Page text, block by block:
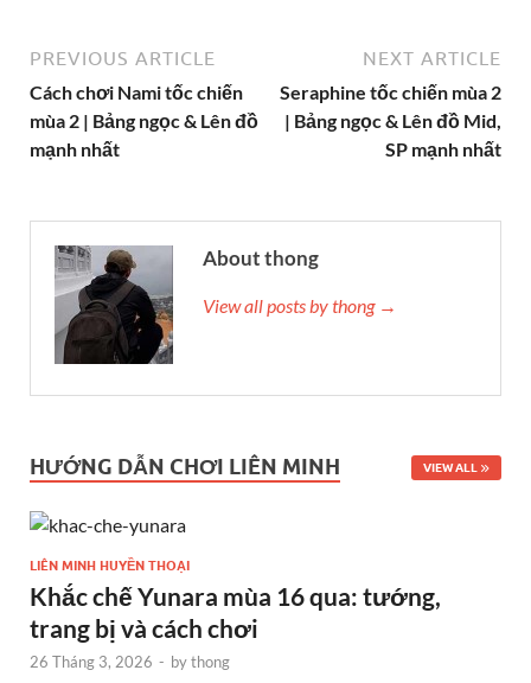
PREVIOUS ARTICLE
Cách chơi Nami tốc chiến
mùa 2 | Bảng ngọc & Lên đồ
mạnh nhất
NEXT ARTICLE
Seraphine tốc chiến mùa 2
| Bảng ngọc & Lên đồ Mid,
SP mạnh nhất
About thong
View all posts by thong →
HƯỚNG DẪN CHƠI LIÊN MINH VIEW ALL
LIÊN MINH HUYỀN THOẠI
Khắc chế Yunara mùa 16 qua: tướng,
trang bị và cách chơi
26 Tháng 3, 2026 - bythong